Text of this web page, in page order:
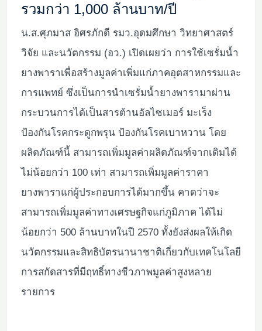
รวมกว่า 1,000 ล้านบาท/ปี
น.ส.ศุภมาส อิศรภักดี รมว.อุดมศึกษา วิทยาศาสตร์
วิจัย และนวัตกรรม (อว.) เปิดเผยว่า การใช้เซรั่มน้ำ
ยางพาราเพื่อสร้างมูลค่าเพิ่มแก่ภาคอุตสาหกรรมและ
การแพทย์ ซึ่งเป็นการนำเซรั่มน้ำยางพารามาผ่าน
กระบวนการได้เป็นสารต้านอัลไซเมอร์ มะเร็ง
ป้องกันโรคกระดูกพรุน ป้องกันโรคเบาหวาน โดย
ผลิตภัณฑ์นี้ สามารถเพิ่มมูลค่าผลิตภัณฑ์จากเดิมได้
ไม่น้อยกว่า 100 เท่า สามารถเพิ่มมูลค่าราคา
ยางพาราแก่ผู้ประกอบการได้มากขึ้น คาดว่าจะ
สามารถเพิ่มมูลค่าทางเศรษฐกิจแก่ภูมิภาค ได้ไม่
น้อยกว่า 500 ล้านบาทในปี 2570 ทั้งยังส่งผลให้เกิด
นวัตกรรมและสิทธิบัตรนานาชาติเกี่ยวกับเทคโนโลยี
การสกัดสารที่มีฤทธิ์ทางชีวภาพมูลค่าสูงหลาย
รายการ